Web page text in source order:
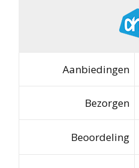
Aanbiedingen
Bezorgen
Beoordeling